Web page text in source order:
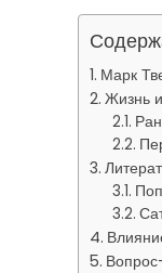
Марк
Жизнь